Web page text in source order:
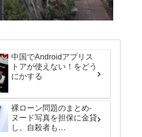
中国でAndroidアプリス
トアが使えない！をどう
にかする
裸ローン問題のまとめ-
ヌード写真を担保に金貸
し。自殺者も…